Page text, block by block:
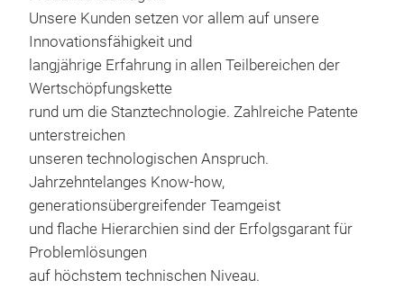
Unsere Kunden setzen vor allem auf unsere
Innovationsfähigkeit und
langjährige Erfahrung in allen Teilbereichen der
Wertschöpfungskette
rund um die Stanztechnologie. Zahlreiche Patente
unterstreichen
unseren technologischen Anspruch.
Jahrzehntelanges Know-how,
generationsübergreifender Teamgeist
und flache Hierarchien sind der Erfolgsgarant für
Problemlösungen
auf höchstem technischen Niveau.